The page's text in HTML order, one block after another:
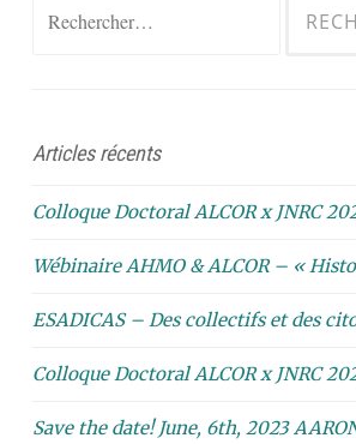
Articles récents
Colloque Doctoral ALCOR x JNRC
Wébinaire AHMO & ALCOR – «
ESADICAS – Des collectifs et des
Colloque Doctoral ALCOR x JNRC
Save the date! June, 6th, 2023